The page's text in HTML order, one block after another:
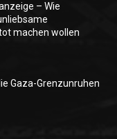
– Wie
machen wollen
Gaza-Grenzunruhen